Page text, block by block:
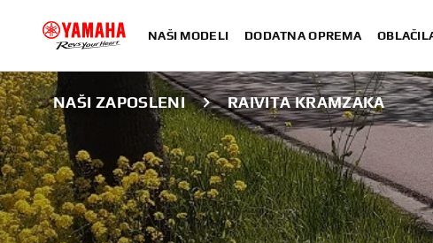
NAŠI MODELI DODATNA OPREMA
NAŠI ZAPOSLENI RAIVITA KRAMZAKA